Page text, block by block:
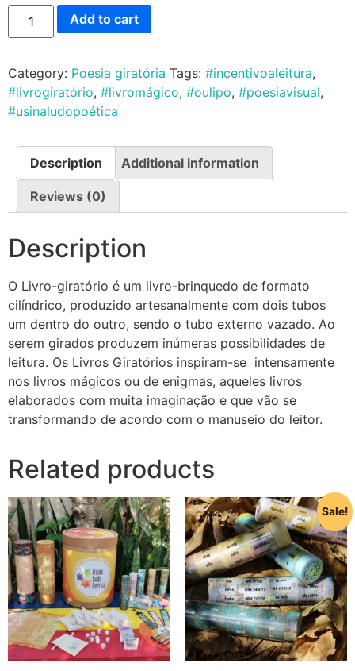
Add to cart
Category: Poesia giratória Tags: #incentivoaleitura,
#livrogiratório, #livromágico, #oulipo, #poesiavisual,
#usinaludopoética
Description Additional information
Reviews (0)
Description
O Livro-giratório é um livro-brinquedo de formato
cilíndrico, produzido artesanalmente com dois tubos
um dentro do outro, sendo o tubo externo vazado. Ao
serem girados produzem inúmeras possibilidades de
leitura. Os Livros Giratórios inspiram-se intensamente
nos livros mágicos ou de enigmas, aqueles livros
elaborados com muita imaginação e que vão se
transformando de acordo com o manuseio do leitor.
Related products
Sale!